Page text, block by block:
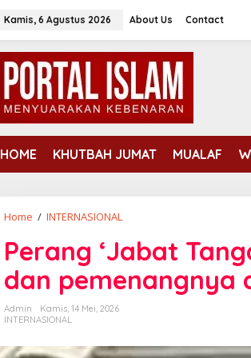
Kamis, 6 Agustus 2026 About Us Contact
HOME KHUTBAH JUMAT MUALAF
Home / INTERNASIONAL
Tangan'
antara
Xi
pemenangnya
Perang ‘Jabat
dan pemenangnya
Admin
Kamis, 14 Mei, 2026
INTERNASIONAL